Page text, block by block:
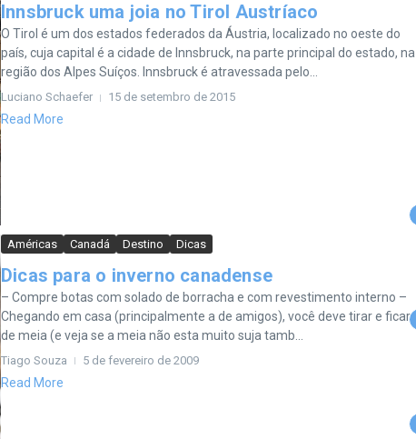
Innsbruck uma joia no Tirol Austríaco
O Tirol é um dos estados federados da Áustria, localizado no oeste do
país, cuja capital é a cidade de Innsbruck, na parte principal do estado, na
região dos Alpes Suíços. Innsbruck é atravessada pelo...
Luciano Schaefer 15 de setembro de 2015
Read More
Américas Canadá Destino Dicas
Dicas para o inverno canadense
– Compre botas com solado de borracha e com revestimento interno –
Chegando em casa (principalmente a de amigos), você deve tirar e ficar
de meia (e veja se a meia não esta muito suja tamb...
Tiago Souza 5 de fevereiro de 2009
Read More